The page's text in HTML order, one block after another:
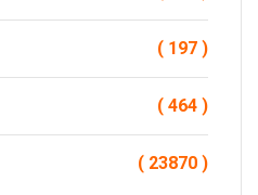
( 197 )
( 464 )
( 23870 )